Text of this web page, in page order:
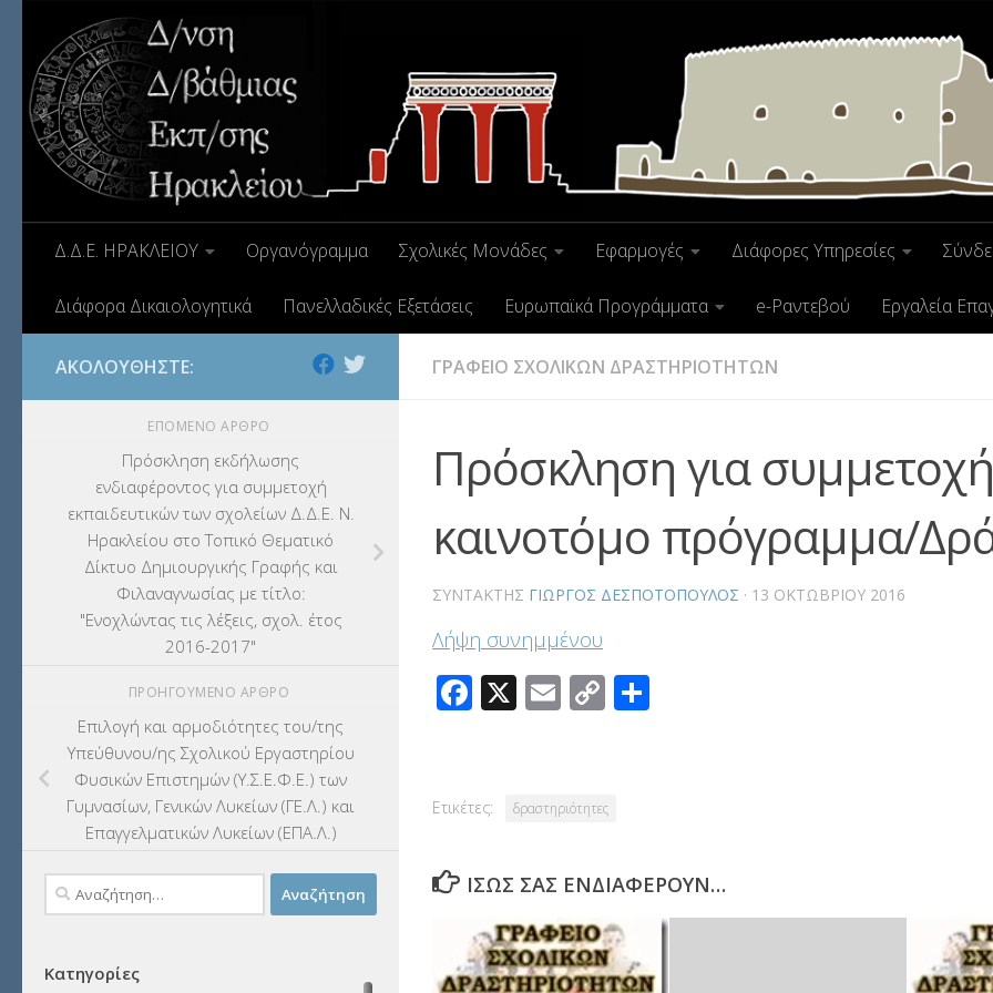
Δ.Δ.Ε. ΗΡΑΚΛΕΙΟΥ Οργανόγραμμα Σχολικές Μονάδες Εφαρμογές Διάφορες Υπηρεσίες
Διάφορα Δικαιολογητικά Πανελλαδικές Εξετάσεις Ευρωπαϊκά Προγράμματα e-Ραντεβού Εργαλεία
ΓΡΑΦΕΙΟ ΣΧΟΛΙΚΩΝ ΔΡΑΣΤΗΡΙΟΤΗΤΩΝ
Πρόσκληση για
καινοτόμο πρόγραμμα/
ΣΥΝΤΆΚΤΗΣ ΓΙΏΡΓΟΣ ΔΕΣΠΟΤΌΠΟΥΛΟΣ · 13 ΟΚΤΩΒΡΊΟΥ 2016
Λήψη συνημμένου
Facebook
X Email
Copy
Ετικέτες: δραστηριότητες
ΊΣΩΣ ΣΑΣ ΕΝΔΙΑΦΈΡΟΥΝ…
ΑΚΟΛΟΥΘΉΣΤΕ:
ΕΠΌΜΕΝΟ ΆΡΘΡΟ
Πρόσκληση εκδήλωσης
ενδιαφέροντος για συμμετοχή
εκπαιδευτικών των σχολείων Δ.Δ.Ε. Ν.
Ηρακλείου στο Τοπικό Θεματικό
Δίκτυο Δημιουργικής Γραφής και
Φιλαναγνωσίας με τίτλο:
"Ενοχλώντας τις λέξεις, σχολ. έτος
2016-2017"
ΠΡΟΗΓΟΎΜΕΝΟ ΆΡΘΡΟ
Επιλογή και αρμοδιότητες του/της
Υπεύθυνου/ης Σχολικού Εργαστηρίου
Φυσικών Επιστημών (Y.Σ.Ε.Φ.Ε.) των
Γυμνασίων, Γενικών Λυκείων (ΓΕ.Λ.) και
Επαγγελματικών Λυκείων (ΕΠΑ.Λ.)
Αναζήτηση
για:
Κατηγορίες